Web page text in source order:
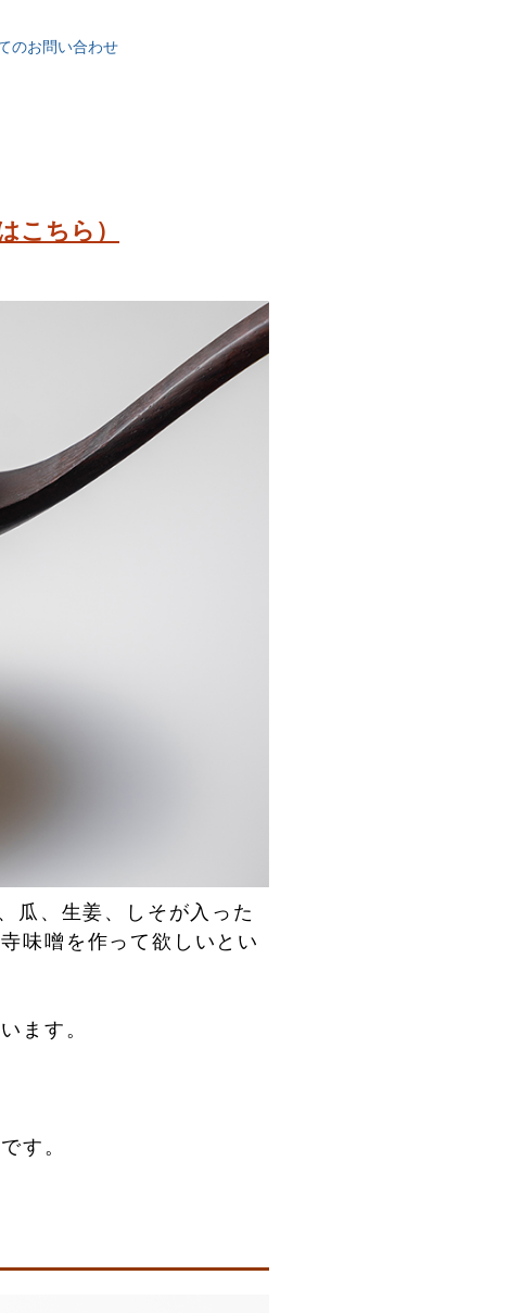
飯のお供
のお問い合わせ
こちら）
瓜、生姜、しそが入った
味噌を作って欲しいとい
ます。
す。